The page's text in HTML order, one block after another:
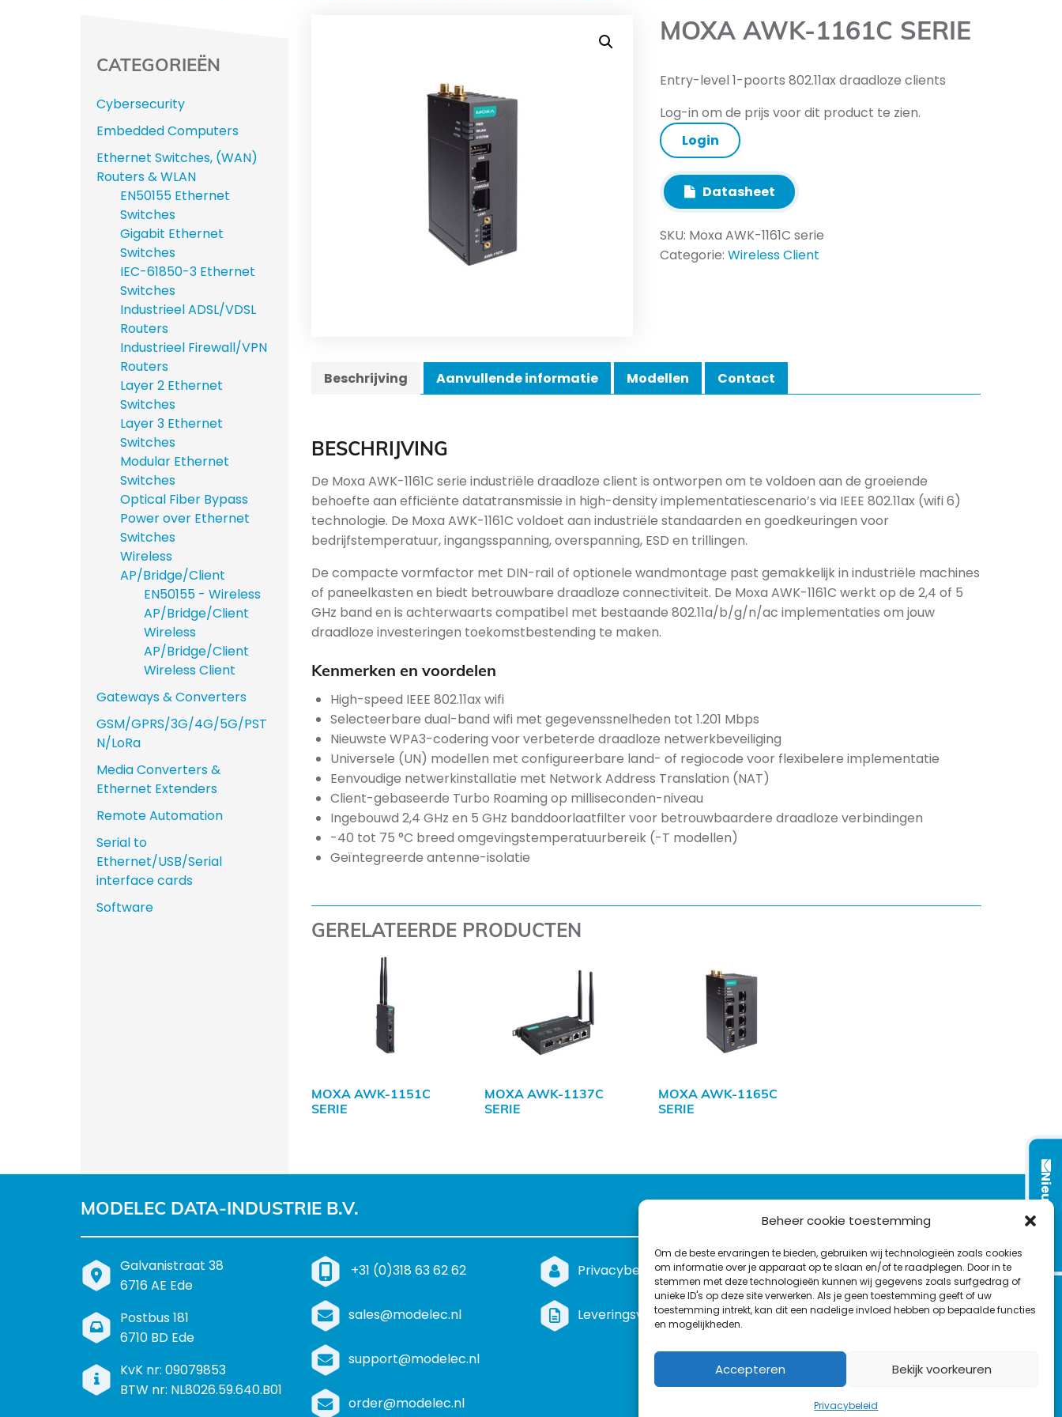
Beheer cookie toestemming
Om de beste ervaringen te bieden, gebruiken wij technologieën zoals cookies
om informatie over je apparaat op te slaan en/of te raadplegen. Door in te
stemmen met deze technologieën kunnen wij gegevens zoals surfgedrag of
unieke ID's op deze site verwerken. Als je geen toestemming geeft of uw
toestemming intrekt, kan dit een nadelige invloed hebben op bepaalde functies
en mogelijkheden.
Accepteren Bekijk voorkeuren
Privacybeleid
MOXA AWK-1161C SERIE
Entry-level 1-poorts 802.11ax draadloze clients
Log-in om de prijs voor dit product te zien.
Login
Datasheet
SKU: Moxa AWK-1161C serie
Categorie:Wireless Client
Beschrijving Aanvullende informatie Modellen Contact
BESCHRIJVING
De Moxa AWK-1161C serie industriële draadloze client is ontworpen om te voldoen aan de groeiende
behoefte aan efficiënte datatransmissie in high-density implementatiescenario’s via IEEE 802.11ax (wifi 6)
technologie. De Moxa AWK-1161C voldoet aan industriële standaarden en goedkeuringen voor
bedrijfstemperatuur, ingangsspanning, overspanning, ESD en trillingen.
De compacte vormfactor met DIN-rail of optionele wandmontage past gemakkelijk in industriële machines
of paneelkasten en biedt betrouwbare draadloze connectiviteit. De Moxa AWK-1161C werkt op de 2,4 of 5
GHz band en is achterwaarts compatibel met bestaande 802.11a/b/g/n/ac implementaties om jouw
draadloze investeringen toekomstbestending te maken.
Kenmerken en voordelen
High-speed IEEE 802.11ax wifi
Selecteerbare dual-band wifi met gegevenssnelheden tot 1.201 Mbps
Nieuwste WPA3-codering voor verbeterde draadloze netwerkbeveiliging
Universele (UN) modellen met configureerbare land- of regiocode voor flexibelere implementatie
Eenvoudige netwerkinstallatie met Network Address Translation (NAT)
Client-gebaseerde Turbo Roaming op milliseconden-niveau
Ingebouwd 2,4 GHz en 5 GHz banddoorlaatfilter voor betrouwbaardere draadloze verbindingen
-40 tot 75 °C breed omgevingstemperatuurbereik (-T modellen)
Geïntegreerde antenne-isolatie
GERELATEERDE PRODUCTEN
MOXA AWK-1151C
SERIE
MOXA AWK-1137C
SERIE
MOXA AWK-1165C
SERIE
CATEGORIEËN
Cybersecurity
Embedded Computers
Ethernet Switches, (WAN)
Routers & WLAN
EN50155 Ethernet
Switches
Gigabit Ethernet
Switches
IEC-61850-3 Ethernet
Switches
Industrieel ADSL/VDSL
Routers
Industrieel Firewall/VPN
Routers
Layer 2 Ethernet
Switches
Layer 3 Ethernet
Switches
Modular Ethernet
Switches
Optical Fiber Bypass
Power over Ethernet
Switches
Wireless
AP/Bridge/Client
EN50155 - Wireless
AP/Bridge/Client
Wireless
AP/Bridge/Client
Wireless Client
Gateways & Converters
GSM/GPRS/3G/4G/5G/PST
N/LoRa
Media Converters &
Ethernet Extenders
Remote Automation
Serial to
Ethernet/USB/Serial
interface cards
Software
MODELEC DATA-INDUSTRIE B.V.
B
e
o
e
k
a
Galvanistraat 38
6716 AE Ede
P
o
t
a
Postbus 181
6710 BD Ede
I
n
KvK nr: 09079853
BTW nr: NL8026.59.640.B01
+31 (0)318 63 62 62
sales@modelec.nl
support@modelec.nl
order@modelec.nl
Privacybeleid
Leveringsvoorwaarden
L
i
n
I
n
T
w
t
F
a
c
o
Y
o
u
b
C
o
n
c
Nieuwsbrief